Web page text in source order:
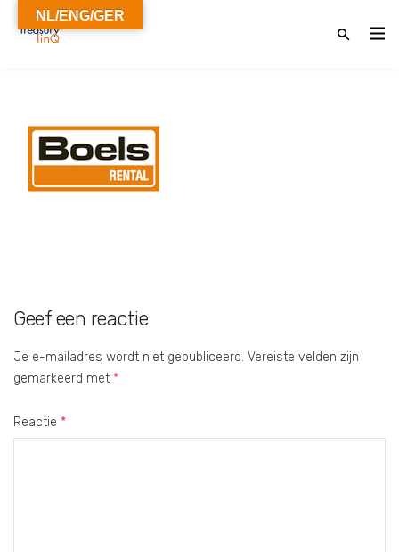
Geef een reactie
Je e-mailadres wordt niet gepubliceerd. Vereiste velden zijn
gemarkeerd met *
Reactie *
NL/ENG/GER